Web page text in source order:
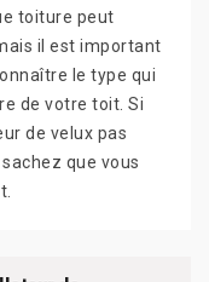
toiture peut
il est important
le type qui
de votre toit. Si
de velux pas
que vous